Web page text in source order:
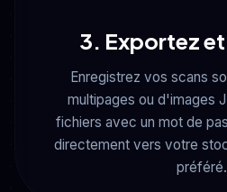
3. Exportez
Enregistrez vos scans
multipages ou d'images
fichiers avec un mot de
directement vers votre
préféré.